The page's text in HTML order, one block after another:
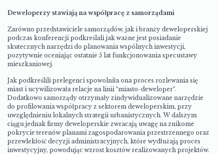
Deweloperzy stawiają na współpracę z samorządami
Zarówno przedstawiciele samorządów, jak i branży deweloperskiej
podczas konferencji podkreślali jak ważne jest posiadanie
skutecznych narzędzi do planowania wspólnych inwestycji,
pozytywnie oceniając ostatnie 5 lat funkcjonowania specustawy
mieszkaniowej.
Jak podkreślili prelegenci spowolniła ona proces rozlewania się
miast i ucywilizowała relacje na linii “miasto-deweloper“.
Dodatkowo samorządy otrzymały zindywidualizowane narzędzie
do profilowania współpracy z sektorem deweloperskim, przy
uwzględnieniu lokalnych strategii urbanistycznych. W dalszym
ciągu jednak firmy deweloperskie zwracają uwagę na znikome
pokrycie terenów planami zagospodarowania przestrzennego oraz
przewlekłość decyzji administracyjnych, które wydłużają proces
inwestycyjny, powodując wzrost kosztów realizowanych projektów.